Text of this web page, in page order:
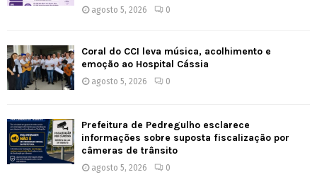
agosto 5, 2026 0
Coral do CCI leva música, acolhimento e
emoção ao Hospital Cássia
agosto 5, 2026 0
Prefeitura de Pedregulho esclarece
informações sobre suposta fiscalização por
câmeras de trânsito
agosto 5, 2026 0